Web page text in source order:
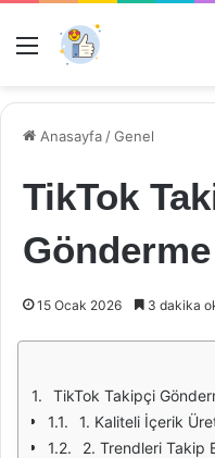
Menü
Anasayfa /Genel
TikTok
15 Ocak 2026 3 dakika
TikTok Takipçi
1. Kaliteli İçerik
2. Trendleri Takip